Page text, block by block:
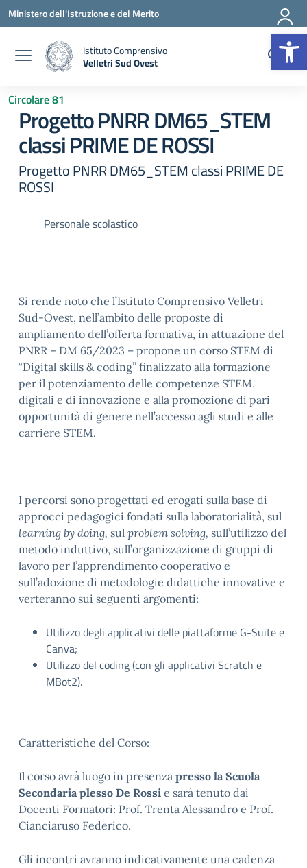
Vai ai contenuti
Vai al menu di navigazione
Vai al footer
Ministero dell'Istruzione e del Merito
Istituto Comprensivo
Velletri Sud Ovest
Circolare 81
Progetto PNRR DM65_STEM
classi PRIME DE ROSSI
Progetto PNRR DM65_STEM classi PRIME DE
ROSSI
Personale scolastico
Si rende noto che l’Istituto Comprensivo Velletri
Sud-Ovest, nell’ambito delle proposte di
ampliamento dell’offerta formativa, in attuazione del
PNRR – DM 65/2023 – propone un corso STEM di
“Digital skills & coding” finalizzato alla formazione
per il potenziamento delle competenze STEM,
digitali e di innovazione e alla promozione di pari
opportunità di genere nell’accesso agli studi e alle
carriere STEM.
I percorsi sono progettati ed erogati sulla base di
approcci pedagogici fondati sulla laboratorialità, sul
learning by doing, sul problem solving, sull’utilizzo del
metodo induttivo, sull’organizzazione di gruppi di
lavoro per l’apprendimento cooperativo e
sull’adozione di metodologie didattiche innovative e
verteranno sui seguenti argomenti:
Utilizzo degli applicativi delle piattaforme G-Suite e
Canva;
Utilizzo del coding (con gli applicativi Scratch e
MBot2).
Caratteristiche del Corso:
Il corso avrà luogo in presenza presso la Scuola
Secondaria plesso De Rossi e sarà tenuto dai
Docenti Formatori: Prof. Trenta Alessandro e Prof.
Cianciaruso Federico.
Gli incontri avranno indicativamente una cadenza